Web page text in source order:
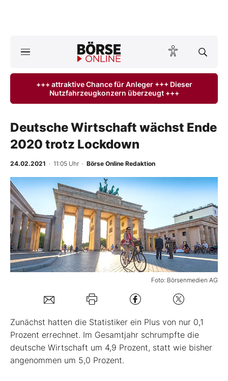
ktuelle Ausgabe BÖRSE ONLINE lesen
Finanz-Check
BO-Musterdepots
Experten
Mein B:O
Kontakt
+++ attraktive Chance für Anleger +++ Dieser
Nutzfahrzeugkonzern überzeugt +++
Deutsche Wirtschaft wächst Ende
2020 trotz Lockdown
24.02.2021 · 11:05 Uhr · Börse Online Redaktion
Foto: Börsenmedien AG
Zunächst hatten die Statistiker ein Plus von nur 0,1
Prozent errechnet. Im Gesamtjahr schrumpfte die
deutsche Wirtschaft um 4,9 Prozent, statt wie bisher
angenommen um 5,0 Prozent.